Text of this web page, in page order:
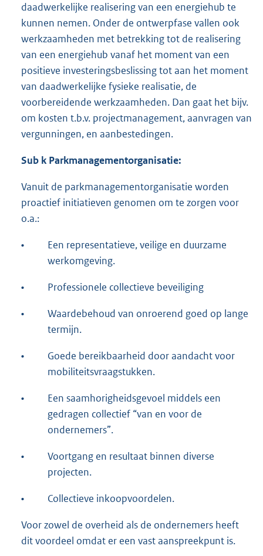
daadwerkelijke realisering van een energiehub te
kunnen nemen. Onder de ontwerpfase vallen ook
werkzaamheden met betrekking tot de realisering
van een energiehub vanaf het moment van een
positieve investeringsbeslissing tot aan het moment
van daadwerkelijke fysieke realisatie, de
voorbereidende werkzaamheden. Dan gaat het bijv.
om kosten t.b.v. projectmanagement, aanvragen van
vergunningen, en aanbestedingen.
Sub k Parkmanagementorganisatie:
Vanuit de parkmanagementorganisatie worden
proactief initiatieven genomen om te zorgen voor
o.a.:
•
Een representatieve, veilige en duurzame
werkomgeving.
• Professionele collectieve beveiliging
•
Waardebehoud van onroerend goed op lange
termijn.
•
Goede bereikbaarheid door aandacht voor
mobiliteitsvraagstukken.
•
Een saamhorigheidsgevoel middels een
gedragen collectief “van en voor de
ondernemers”.
•
Voortgang en resultaat binnen diverse
projecten.
• Collectieve inkoopvoordelen.
Voor zowel de overheid als de ondernemers heeft
dit voordeel omdat er een vast aanspreekpunt is.